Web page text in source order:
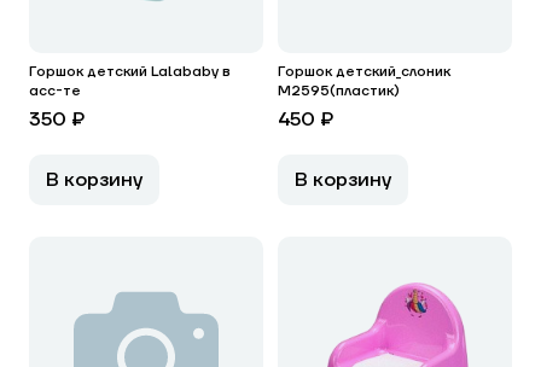
Горшок детский Lalababy в
асс-те
350 ₽
В корзину
Горшок детский_слоник
М2595(пластик)
450 ₽
В корзину